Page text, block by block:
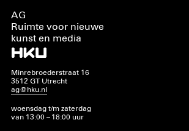
AG
Ruimte voor nieuwe
kunst en media
Minrebroederstraat 16
3512 GT Utrecht
ag@hku.nl
woensdag t/m zaterdag
van 13:00 – 18:00 uur